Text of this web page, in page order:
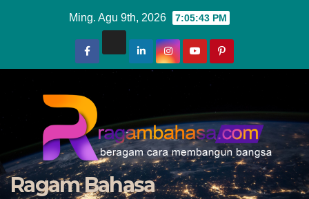
Ming. Agu 9th, 2026 7:05:45 PM
Ragam Bahasa